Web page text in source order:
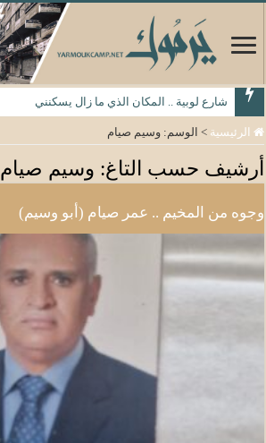
شارع لوبية .. المكان الذي ما زال يسكنني
الرئيسية > الوسم:وسيم صيام
أرشيف حسب التاغ: وسيم صيام
وجوه من المخيم .. عمر صيام (أبو وسيم)